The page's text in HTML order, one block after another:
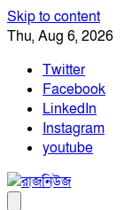
Skip to content
Thu, Aug 6, 2026
Twitter
Facebook
LinkedIn
Instagram
youtube